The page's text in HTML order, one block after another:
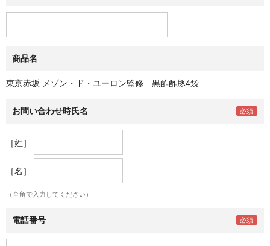
商品名
東京赤坂 メゾン・ド・ユーロン監修 黒酢酢豚4袋
お問い合わせ時氏名
［姓］
［名］
（全角で入力してください）
電話番号